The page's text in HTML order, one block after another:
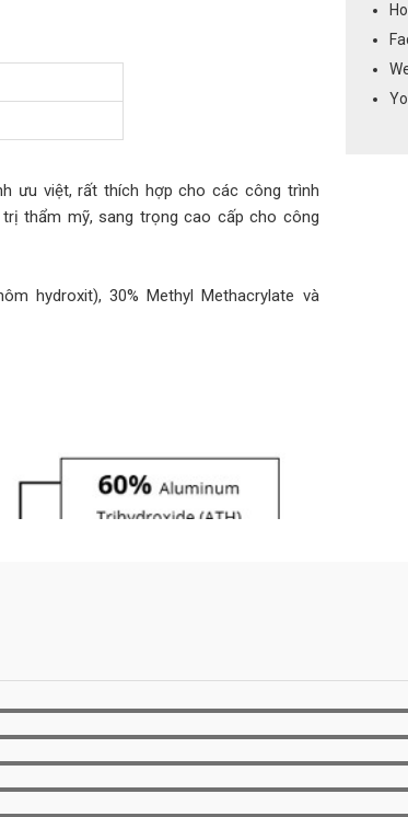
ưu việt, rất thích hợp cho các công trình
thẩm mỹ, sang trọng cao cấp cho công
hydroxit), 30% Methyl Methacrylate và